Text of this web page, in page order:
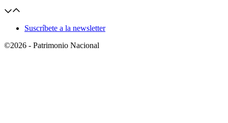
Suscríbete a la newsletter
©2026 - Patrimonio Nacional